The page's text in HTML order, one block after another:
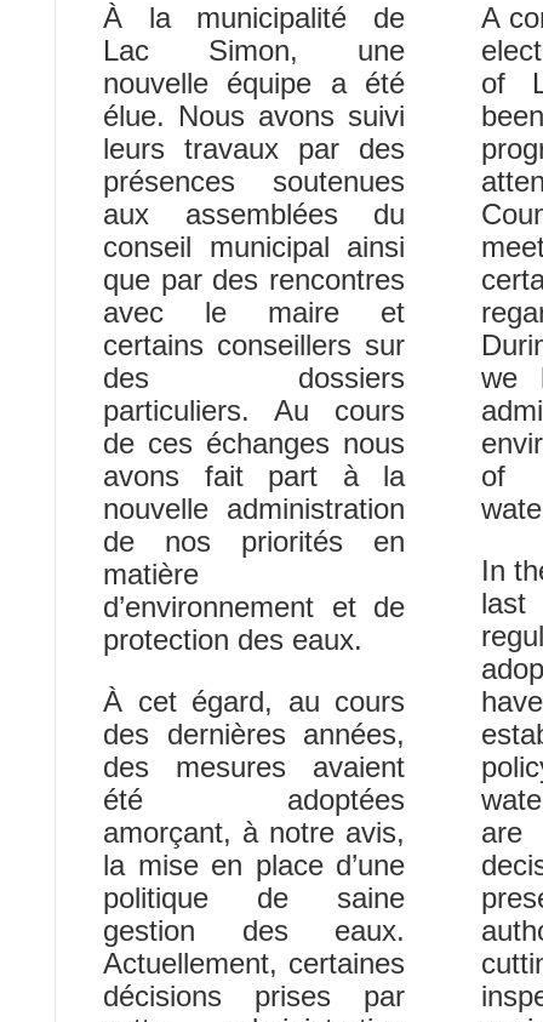
À la municipalité de
Lac Simon, une
nouvelle équipe a été
élue. Nous avons suivi
leurs travaux par des
présences soutenues
aux assemblées du
conseil municipal ainsi
que par des rencontres
avec le maire et
certains conseillers sur
des dossiers
particuliers. Au cours
de ces échanges nous
avons fait part à la
nouvelle administration
de nos priorités en
matière
d’environnement et de
protection des eaux.
À cet égard, au cours
des dernières années,
des mesures avaient
été adoptées
amorçant, à notre avis,
la mise en place d’une
politique de saine
gestion des eaux.
Actuellement, certaines
décisions prises par
A
of
we
of
In
are